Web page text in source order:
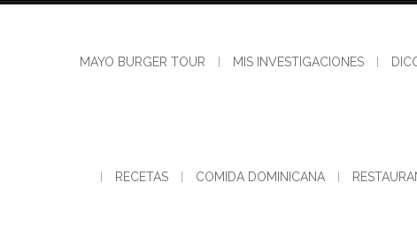
MAYO BURGER TOUR MIS INVESTIGACIONES
RECETAS COMIDA DOMINICANA